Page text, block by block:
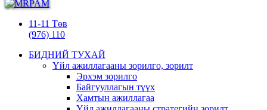
11-11 Төв
(976) 110
БИДНИЙ ТУХАЙ
Үйл ажиллагааны зорилго, зорилт
Эрхэм зорилго
Байгууллагын түүх
Хамтын ажиллагаа